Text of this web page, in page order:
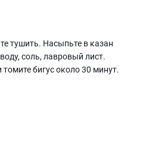
тушить. Насыпьте в казан
соль, лавровый лист.
бигус около 30 минут.